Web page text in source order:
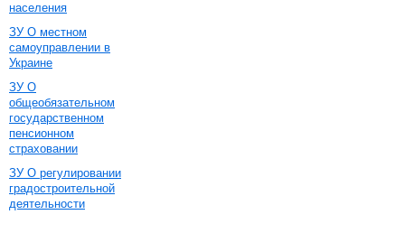
населения
ЗУ О местном
самоуправлении в
Украине
ЗУ О
общеобязательном
государственном
пенсионном
страховании
ЗУ О регулировании
градостроительной
деятельности